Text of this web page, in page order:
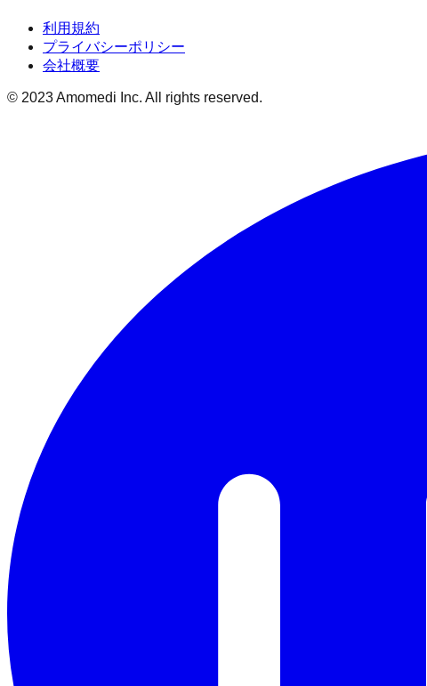
利用規約
プライバシーポリシー
会社概要
© 2023 Amomedi Inc. All rights reserved.